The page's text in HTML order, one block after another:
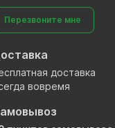
Перезвоните мне
доставка
вовремя